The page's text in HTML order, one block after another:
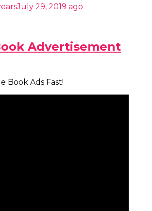
July 29, 2019 ago
Advertisement
Book Ads Fast!